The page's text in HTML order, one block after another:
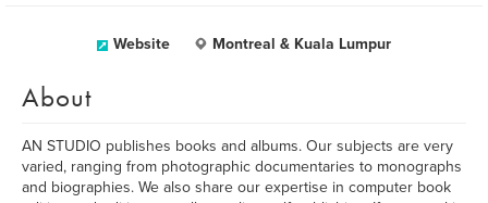
Website Montreal & Kuala Lumpur
About
AN STUDIO publishes books and albums. Our subjects are very
varied, ranging from photographic documentaries to monographs
and biographies. We also share our expertise in computer book